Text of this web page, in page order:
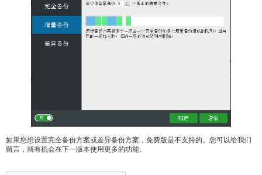
如果您想设置完全备份方案或差异备份方案，免费版是不支持的。您可以给我们
留言，就有机会在下一版本使用更多的功能。